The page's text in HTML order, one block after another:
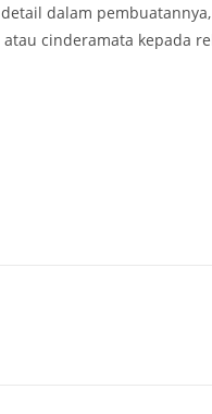
dalam
cinderamata kepada